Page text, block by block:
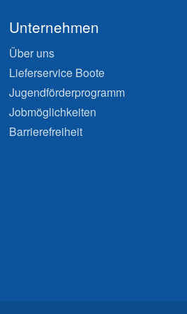
Unternehmen
Über uns
Lieferservice Boote
Jugendförderprogramm
Jobmöglichkeiten
Barrierefreiheit